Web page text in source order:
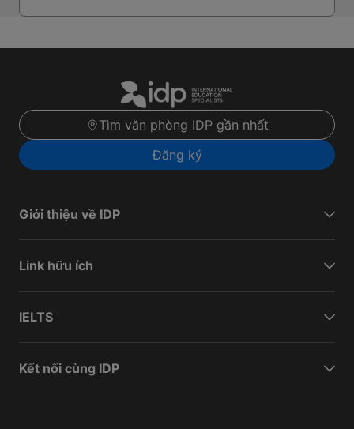
Tìm văn phòng IDP gần nhất
Đăng ký
Giới thiệu về IDP
Link hữu ích
IELTS
Kết nối cùng IDP